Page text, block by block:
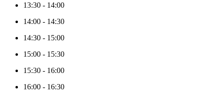
13:30 - 14:00
14:00 - 14:30
14:30 - 15:00
15:00 - 15:30
15:30 - 16:00
16:00 - 16:30